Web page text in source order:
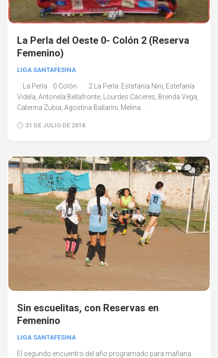
La Perla del Oeste 0- Colón 2 (Reserva
Femenino)
LIGA SANTAFESINA
: La Perla 0 Colón 2 La Perla: Estefanía Nini; Estefanía
Videla, Antonela Bellafronte, Lourdes Cáceres, Brenda Vega,
Caterina Zubia, Agostina Ballarini, Melina...
31 DE JULIO DE 2018
0
Sin escuelitas, con Reservas en
Femenino
LIGA SANTAFESINA
El segundo encuentro del año programado para mañana